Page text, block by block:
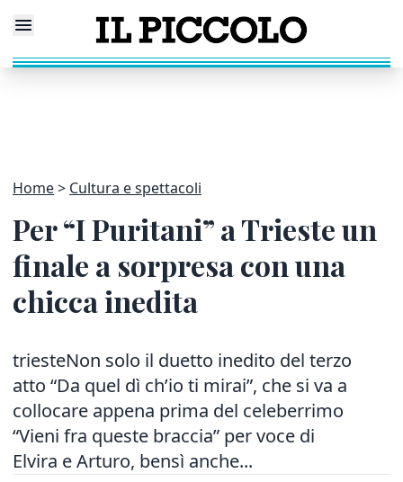
Home Cultura e spettacoli
Per “I Puritani” a Trieste un
finale a sorpresa con una
chicca inedita
triesteNon solo il duetto inedito del terzo
atto “Da quel dì ch’io ti mirai”, che si va a
collocare appena prima del celeberrimo
“Vieni fra queste braccia” per voce di
Elvira e Arturo, bensì anche...